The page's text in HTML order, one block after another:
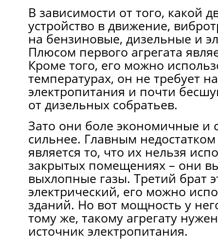
В зависимости от того, какой
устройство в движение,
на бензиновые, дизельные и
Плюсом первого агрегата
Кроме того, его можно
температурах, он не требует
электропитания и почти
от дизельных собратьев.
Зато они боле экономичные и
сильнее. Главным
является то, что их нельзя
закрытых помещениях – они
выхлопные газы. Третий брат
электрический, его можно
зданий. Но вот мощность у
тому же, такому агрегату
источник электропитания.